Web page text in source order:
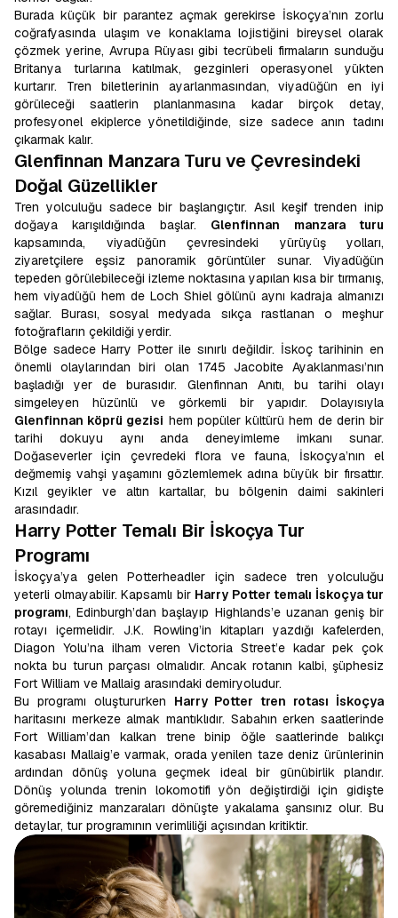
Burada küçük bir parantez açmak gerekirse İskoçya’nın zorlu
coğrafyasında ulaşım ve konaklama lojistiğini bireysel olarak
çözmek yerine, Avrupa Rüyası gibi tecrübeli firmaların sunduğu
Britanya turlarına katılmak, gezginleri operasyonel yükten
kurtarır. Tren biletlerinin ayarlanmasından, viyadüğün en iyi
görüleceği saatlerin planlanmasına kadar birçok detay,
profesyonel ekiplerce yönetildiğinde, size sadece anın tadını
çıkarmak kalır.
Glenfinnan Manzara Turu ve Çevresindeki
Doğal Güzellikler
Tren yolculuğu sadece bir başlangıçtır. Asıl keşif trenden inip
doğaya karışıldığında başlar. Glenfinnan manzara turu
kapsamında, viyadüğün çevresindeki yürüyüş yolları,
ziyaretçilere eşsiz panoramik görüntüler sunar. Viyadüğün
tepeden görülebileceği izleme noktasına yapılan kısa bir tırmanış,
hem viyadüğü hem de Loch Shiel gölünü aynı kadraja almanızı
sağlar. Burası, sosyal medyada sıkça rastlanan o meşhur
fotoğrafların çekildiği yerdir.
Bölge sadece Harry Potter ile sınırlı değildir. İskoç tarihinin en
önemli olaylarından biri olan 1745 Jacobite Ayaklanması’nın
başladığı yer de burasıdır. Glenfinnan Anıtı, bu tarihi olayı
simgeleyen hüzünlü ve görkemli bir yapıdır. Dolayısıyla
Glenfinnan köprü gezisi hem popüler kültürü hem de derin bir
tarihi dokuyu aynı anda deneyimleme imkanı sunar.
Doğaseverler için çevredeki flora ve fauna, İskoçya’nın el
değmemiş vahşi yaşamını gözlemlemek adına büyük bir fırsattır.
Kızıl geyikler ve altın kartallar, bu bölgenin daimi sakinleri
arasındadır.
Harry Potter Temalı Bir İskoçya Tur
Programı
İskoçya’ya gelen Potterheadler için sadece tren yolculuğu
yeterli olmayabilir. Kapsamlı bir Harry Potter temalı İskoçya tur
programı, Edinburgh’dan başlayıp Highlands’e uzanan geniş bir
rotayı içermelidir. J.K. Rowling’in kitapları yazdığı kafelerden,
Diagon Yolu’na ilham veren Victoria Street’e kadar pek çok
nokta bu turun parçası olmalıdır. Ancak rotanın kalbi, şüphesiz
Fort William ve Mallaig arasındaki demiryoludur.
Bu programı oluştururken Harry Potter tren rotası İskoçya
haritasını merkeze almak mantıklıdır. Sabahın erken saatlerinde
Fort William’dan kalkan trene binip öğle saatlerinde balıkçı
kasabası Mallaig’e varmak, orada yenilen taze deniz ürünlerinin
ardından dönüş yoluna geçmek ideal bir günübirlik plandır.
Dönüş yolunda trenin lokomotifi yön değiştirdiği için gidişte
göremediğiniz manzaraları dönüşte yakalama şansınız olur. Bu
detaylar, tur programının verimliliği açısından kritiktir.